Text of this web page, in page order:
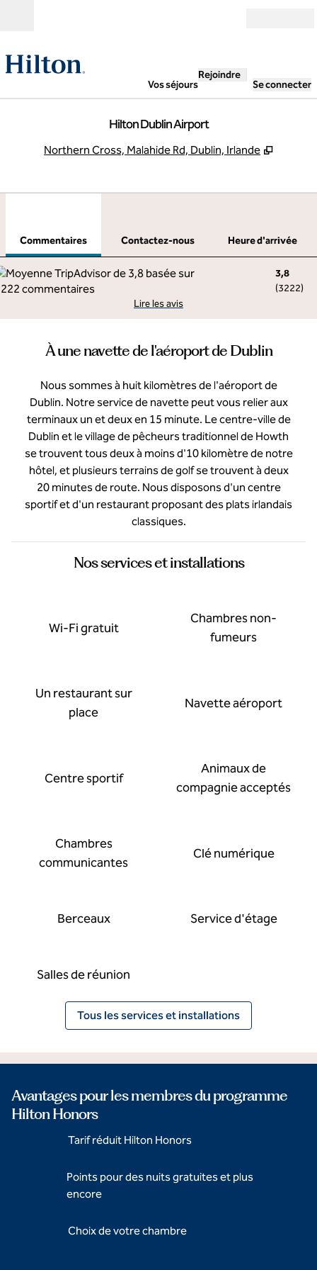
Vos séjours
Rejoindre
Se connecter
Hilton Dublin Airport
Northern Cross, Malahide Rd, Dublin, Irlande ,
Commentaires Contactez-nous
Heure d'arrivée
3,8
(3222)
Lire les avis
À une navette de l'aéroport de Dublin
Nous sommes à huit kilomètres de l'aéroport de
Dublin. Notre service de navette peut vous relier aux
terminaux un et deux en 15 minute. Le centre-ville de
Dublin et le village de pêcheurs traditionnel de Howth
se trouvent tous deux à moins d'10 kilomètre de notre
hôtel, et plusieurs terrains de golf se trouvent à deux
20 minutes de route. Nous disposons d'un centre
sportif et d'un restaurant proposant des plats irlandais
classiques.
Nos services et installations
Wi-Fi gratuit
Chambres non-
fumeurs
Un restaurant sur
place
Navette aéroport
Centre sportif
Animaux de
compagnie acceptés
Chambres
communicantes
Clé numérique
Berceaux Service d'étage
Salles de réunion
Tous les services et installations
Avantages pour les membres du programme
Hilton Honors
Tarif réduit Hilton Honors
Points pour des nuits gratuites et plus
encore
Choix de votre chambre